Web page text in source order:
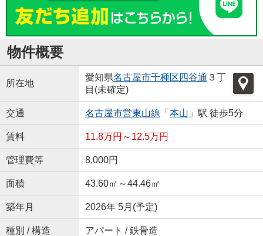
物件概要
所在地
愛知県名古屋市千種区 四谷通 ３丁
目(未確定)
交通 名古屋市営東山線 「 本山 」駅 徒歩5分
賃料 11.8万円～12.5万円
管理費等 8,000円
面積 43.60㎡～44.46㎡
築年月 2026年 5月(予定)
種別 / 構造 アパート / 鉄骨造